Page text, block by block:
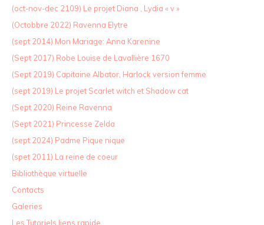
(oct-nov-dec 2109) Le projet Diana , Lydia « v »
(Octobbre 2022) Ravenna Elytre
(sept 2014) Mon Mariage: Anna Karenine
(Sept 2017) Robe Louise de Lavallière 1670
(Sept 2019) Capitaine Albator, Harlock version femme
(sept 2019) Le projet Scarlet witch et Shadow cat
(Sept 2020) Reine Ravenna
(Sept 2021) Princesse Zelda
(sept 2024) Padme Pique nique
(spet 2011) La reine de coeur
Bibliothèque virtuelle
Contacts
Galeries
Les Tutoriels liens rapide